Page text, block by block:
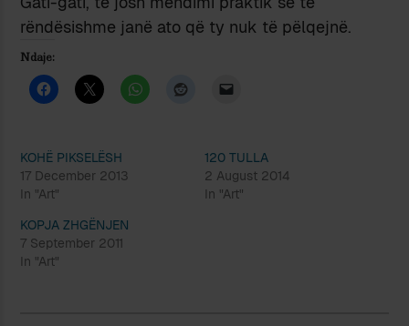
rëndësishme janë ato që ty nuk të pëlqejnë.
Ndaje:
KOHË PIKSELËSH
17 December 2013
In "Art"
120 TULLA
2 August 2014
In "Art"
KOPJA ZHGËNJEN
7 September 2011
In "Art"